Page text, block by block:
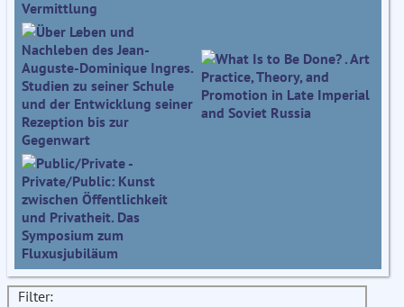
Filter: